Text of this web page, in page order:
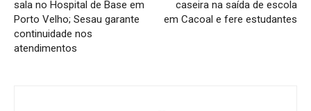
sala no Hospital de Base em
Porto Velho; Sesau garante
continuidade nos
atendimentos
caseira na saída de escola
em Cacoal e fere estudantes